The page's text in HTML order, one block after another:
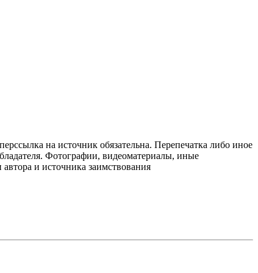
на источник обязательна. Перепечатка либо иное
Фотографии, видеоматериалы, иные
и источника заимствования